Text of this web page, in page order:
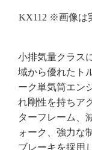
KX112 ※画像は
小排気量クラス
域から優れたト
ーク単気筒エン
れ剛性を持ちア
ターフレーム、
ォーク、強力な
ブレーキを採用